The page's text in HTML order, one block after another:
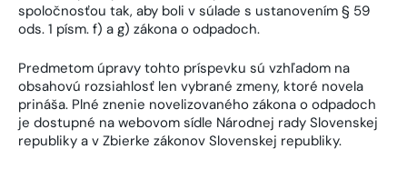
spoločnosťou tak, aby boli v súlade s ustanovením § 59
ods. 1 písm. f) a g) zákona o odpadoch.
Predmetom úpravy tohto príspevku sú vzhľadom na
obsahovú rozsiahlosť len vybrané zmeny, ktoré novela
prináša. Plné znenie novelizovaného zákona o odpadoch
je dostupné na webovom sídle Národnej rady Slovenskej
republiky a v Zbierke zákonov Slovenskej republiky.